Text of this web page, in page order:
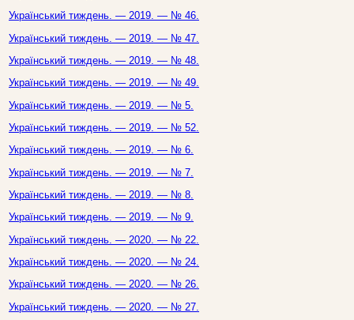
Український тиждень. — 2019. — № 46.
Український тиждень. — 2019. — № 47.
Український тиждень. — 2019. — № 48.
Український тиждень. — 2019. — № 49.
Український тиждень. — 2019. — № 5.
Український тиждень. — 2019. — № 52.
Український тиждень. — 2019. — № 6.
Український тиждень. — 2019. — № 7.
Український тиждень. — 2019. — № 8.
Український тиждень. — 2019. — № 9.
Український тиждень. — 2020. — № 22.
Український тиждень. — 2020. — № 24.
Український тиждень. — 2020. — № 26.
Український тиждень. — 2020. — № 27.